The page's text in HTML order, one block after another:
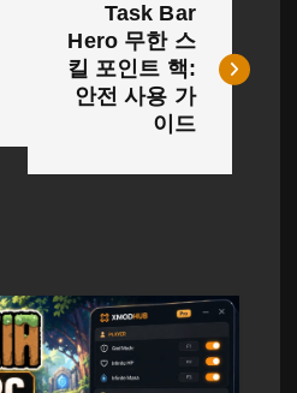
Task Bar
Hero 무한 스
킬 포인트 핵:
안전 사용 가
이드